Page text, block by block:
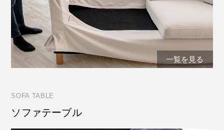
一覧を見る
SOFA TABLE
ソファテーブル